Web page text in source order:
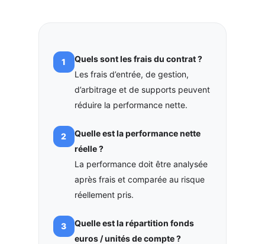
Quels sont les frais du contrat ?
Les frais d’entrée, de gestion,
d’arbitrage et de supports peuvent
réduire la performance nette.
Quelle est la performance nette
réelle ?
La performance doit être analysée
après frais et comparée au risque
réellement pris.
Quelle est la répartition fonds
euros / unités de compte ?